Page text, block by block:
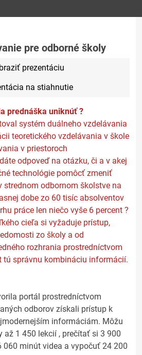
pre odborné školy
prezentáciu
na stiahnutie
prednáška uniknúť ?
systém duálneho vzdelávania
teoretického vzdelávania v škole
v priestoroch
odpoveď na otázku, či a v akej
technológie pomôcť zmeniť
strednom odbornom školstve na
dobe zo 60 tisíc absolventov
práce len niečo vyše 6 percent ?
cieľa si vyžaduje prístup,
zo školy a od
rozhrania prostredníctvom
tú správnu kombináciu informácií.
portál prostredníctvom
odborov získali prístup k
informáciám. Môžu
1 450 lekcií , prečítať si 3 900
060 minút videa a vypočuť 24 200